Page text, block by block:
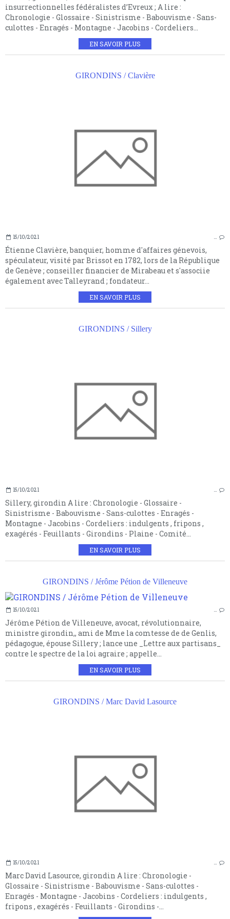
insurrectionnelles fédéralistes d’Evreux ; A lire :
Chronologie - Glossaire - Sinistrisme - Babouvisme - Sans-
culottes - Enragés - Montagne - Jacobins - Cordeliers...
EN SAVOIR PLUS
GIRONDINS / Clavière
15/10/2021
Étienne Clavière, banquier, homme d'affaires génevois,
spéculateur, visité par Brissot en 1782, lors de la République
de Genève ; conseiller financier de Mirabeau et s'associie
également avec Talleyrand ; fondateur...
EN SAVOIR PLUS
GIRONDINS / Sillery
15/10/2021 …
Sillery, girondin A lire : Chronologie - Glossaire -
Sinistrisme - Babouvisme - Sans-culottes - Enragés -
Montagne - Jacobins - Cordeliers : indulgents , fripons ,
exagérés - Feuillants - Girondins - Plaine - Comité...
EN SAVOIR PLUS
GIRONDINS / Jérôme Pétion de Villeneuve
15/10/2021 …
Jérôme Pétion de Villeneuve, avocat, révolutionnaire,
ministre girondin,, ami de Mme la comtesse de de Genlis,
pédagogue, épouse Sillery ; lance une _Lettre aux partisans_
contre le spectre de la loi agraire ; appelle...
EN SAVOIR PLUS
GIRONDINS / Marc David Lasource
15/10/2021 …
Marc David Lasource, girondin A lire : Chronologie -
Glossaire - Sinistrisme - Babouvisme - Sans-culottes -
Enragés - Montagne - Jacobins - Cordeliers : indulgents ,
fripons , exagérés - Feuillants - Girondins -...